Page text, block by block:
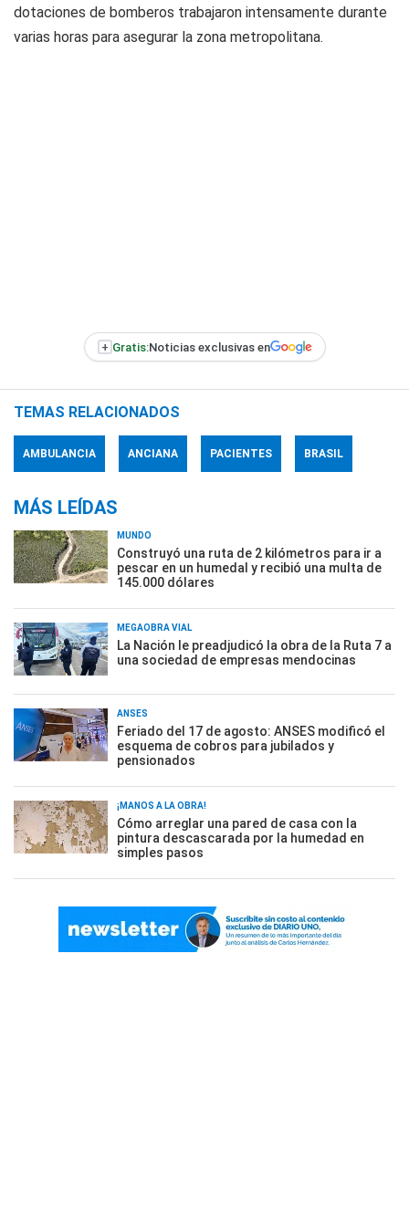
dotaciones de bomberos trabajaron intensamente durante
varias horas para asegurar la zona metropolitana.
+ Gratis:Noticias exclusivas en
TEMAS RELACIONADOS
AMBULANCIA ANCIANA PACIENTES BRASIL
MÁS LEÍDAS
MUNDO
Construyó una ruta de 2 kilómetros para ir a
pescar en un humedal y recibió una multa de
145.000 dólares
MEGAOBRA VIAL
La Nación le preadjudicó la obra de la Ruta 7 a
una sociedad de empresas mendocinas
ANSES
Feriado del 17 de agosto: ANSES modificó el
esquema de cobros para jubilados y
pensionados
¡MANOS A LA OBRA!
Cómo arreglar una pared de casa con la
pintura descascarada por la humedad en
simples pasos